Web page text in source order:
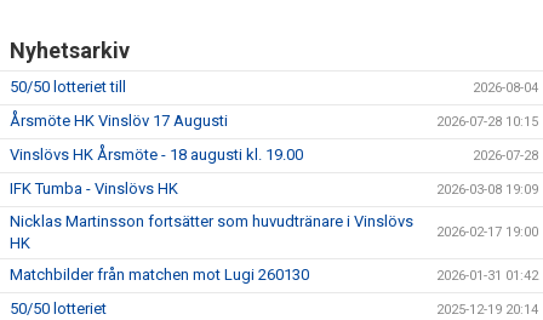
Nyhetsarkiv
50/50 lotteriet till 2026-08-04
Årsmöte HK Vinslöv 17 Augusti 2026-07-28 10:15
Vinslövs HK Årsmöte - 18 augusti kl. 19.00 2026-07-28
IFK Tumba - Vinslövs HK 2026-03-08 19:09
Nicklas Martinsson fortsätter som huvudtränare i Vinslövs
HK
2026-02-17 19:00
Matchbilder från matchen mot Lugi 260130 2026-01-31 01:42
50/50 lotteriet 2025-12-19 20:14